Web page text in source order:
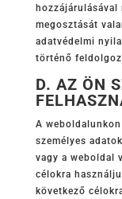
hozzájárulásával
megosztását
adatvédelmi
történő
D. AZ ÖN
A
személyes
vagy a weboldal
célokra
következő